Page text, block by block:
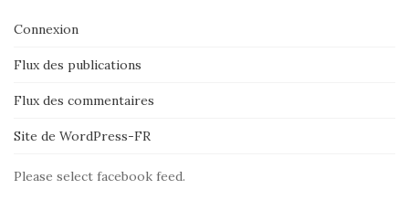
Connexion
Flux des publications
Flux des commentaires
Site de WordPress-FR
Please select facebook feed.